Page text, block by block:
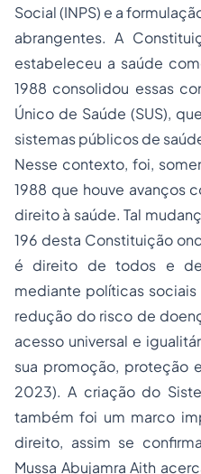
Social (INPS) e a
abrangentes. A
estabeleceu a saúde
1988 consolidou essas
Único de Saúde (SUS),
sistemas públicos de
Nesse contexto, foi,
1988 que houve avanços
direito à saúde. Tal
196 desta Constituição
é direito de todos e
mediante políticas
redução do risco de
acesso universal e
sua promoção, proteção
2023). A criação do
também foi um marco
direito, assim se
Mussa Abujamra Aith